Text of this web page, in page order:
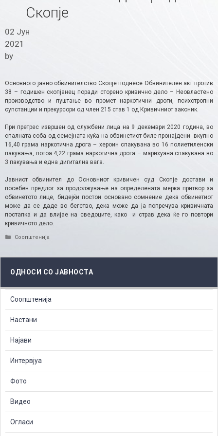
Скопје
02 Јун
2021
by
Основното јавно обвинителство Скопје поднесе Обвинителен акт против
38 – годишен скопјанец поради сторено кривично дело – Неовластено
производство и пуштање во промет наркотични дроги, психотропни
супстанции и прекурсори од член 215 став 1 од Кривичниот законик.
При претрес извршен од службени лица на 9 декември 2020 година, во
спалната соба од семејната куќа на обвинетиот биле пронајдени вкупно
16,40 грама наркотична дрога – хероин спакувана во 16 полиетиленски
пакувања, потоа 4,22 грама наркотична дрога – марихуана спакувана во
3 пакувања и една дигитална вага.
Јавниот обвинител до Основниот кривичен суд Скопје достави и
посебен предлог за продолжување на определената мерка притвор за
обвинетото лице, бидејќи постои основано сомнение дека обвинетиот
може да се даде во бегство, дека може да ја попречува кривичната
постапка и да влијае на сведоците, како и страв дека ќе го повтори
кривичното дело.​
Categories
Соопштенија
ОДНОСИ СО ЈАВНОСТА
Соопштенија
Настани
Најави
Интервјуа
Фото
Видео
Огласи